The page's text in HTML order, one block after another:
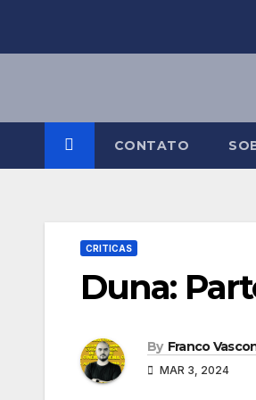
CONTATO
CRITICAS
Duna:
By Franco
MAR 3, 2024